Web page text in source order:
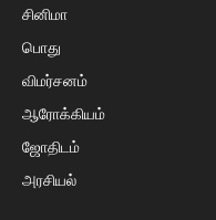
சினிமா
பொது
விமர்சனம்
ஆரோக்கியம்
ஜோதிடம்
அரசியல்